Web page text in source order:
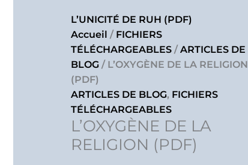
L’UNICITÉ DE RUH (PDF)
Accueil / FICHIERS
TÉLÉCHARGEABLES /ARTICLES DE
BLOG / L’OXYGÈNE DE LA RELIGION
(PDF)
ARTICLES DE BLOG, FICHIERS
TÉLÉCHARGEABLES
L’OXYGÈNE DE LA
RELIGION (PDF)